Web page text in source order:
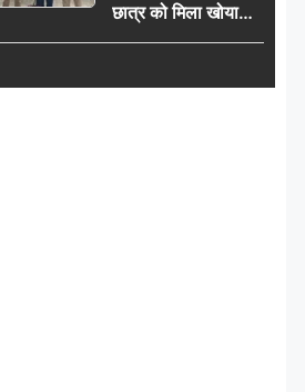
छात्र को मिला खोया
बैग, जरूरी दस्तावेज
पुलिस टीम का जताया